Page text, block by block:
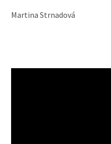
Martina Strnadová